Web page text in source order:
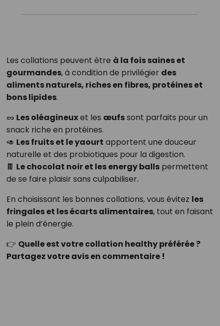
Les collations peuvent être à la fois saines et
gourmandes, à condition de privilégier des
aliments naturels, riches en fibres, protéines et
bons lipides.
🥜 Les oléagineuxet les œufssont parfaits pour un
snack riche en protéines.
🥑 Les fruits et le yaourt apportent une douceur
naturelle et des probiotiques pour la digestion.
🍫 Le chocolat noir et les energy ballspermettent
de se faire plaisir sans culpabiliser.
En choisissant les bonnes collations, vous évitez les
fringales et les écarts alimentaires, tout en faisant
le plein d’énergie.
👉 Quelle est votre collation healthy préférée ?
Partagez votre avis en commentaire !